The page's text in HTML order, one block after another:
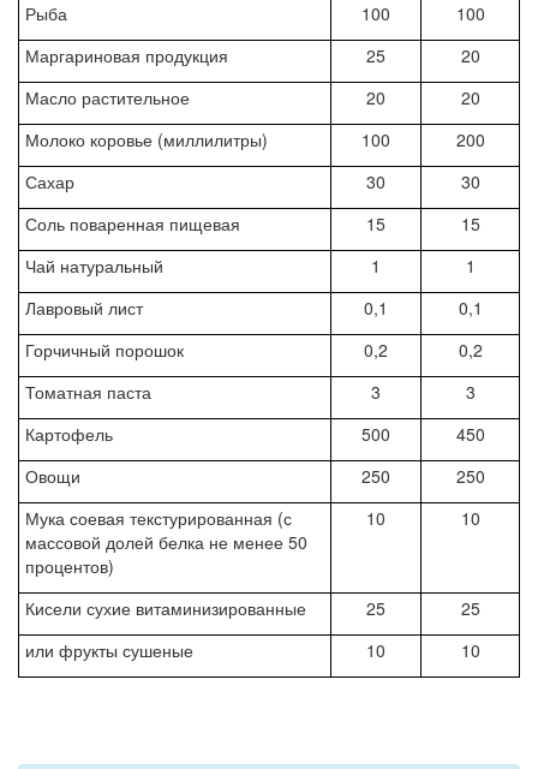
Рыба
100
100
Маргариновая продукция
25
20
Масло растительное
20
20
Молоко коровье (миллилитры)
100
200
Сахар
30
30
Соль поваренная пищевая
15
15
Чай натуральный
1
1
Лавровый лист
0,1
0,1
Горчичный порошок
0,2
0,2
Томатная паста
3
3
Картофель
500
450
Овощи
250
250
Мука соевая текстурированная (с
массовой долей белка не менее 50
процентов)
10 10
Кисели сухие витаминизированные 25
25
или фрукты сушеные
10 10